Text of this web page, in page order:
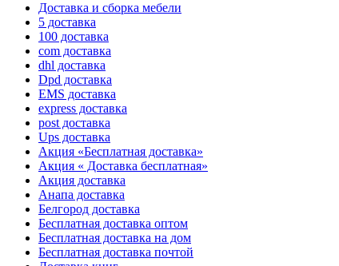
Доставка и сборка мебели
5 доставка
100 доставка
com доставка
dhl доставка
Dpd доставка
EMS доставка
express доставка
post доставка
Ups доставка
Акция «Бесплатная доставка»
Акция « Доставка бесплатная»
Акция доставка
Анапа доставка
Белгород доставка
Бесплатная доставка оптом
Бесплатная доставка на дом
Бесплатная доставка почтой